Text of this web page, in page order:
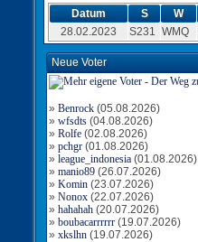
Datum S W
28.02.2023
S231 WMQ
Neue Voter
» Benrock (05.08.2026)
» wfsdts (04.08.2026)
» Rolfe (02.08.2026)
» pchgr (01.08.2026)
» league_indonesia (01.08.2026)
» manio89 (26.07.2026)
» Komin (23.07.2026)
» Nonox (22.07.2026)
» hahahah (20.07.2026)
» boubacarrrrrr (19.07.2026)
» xkslhn (19.07.2026)